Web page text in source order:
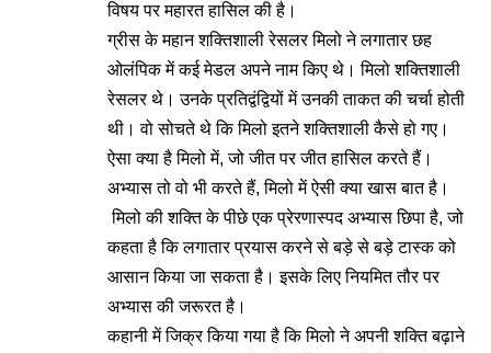
विषय पर महारत हासिल की है।
ग्रीस के महान शक्तिशाली रेसलर मिलो ने लगातार छह
ओलंपिक में कई मेडल अपने नाम किए थे। मिलो शक्तिशाली
रेसलर थे। उनके प्रतिद्वंद्वियों में उनकी ताकत की चर्चा होती
थी। वो सोचते थे कि मिलो इतने शक्तिशाली कैसे हो गए।
ऐसा क्या है मिलो में, जो जीत पर जीत हासिल करते हैं।
अभ्यास तो वो भी करते हैं, मिलो में ऐसी क्या खास बात है।
मिलो की शक्ति के पीछे एक प्रेरणास्पद अभ्यास छिपा है, जो
कहता है कि लगातार प्रयास करने से बड़े से बड़े टास्क को
आसान किया जा सकता है। इसके लिए नियमित तौर पर
अभ्यास की जरूरत है।
कहानी में जिक्र किया गया है कि मिलो ने अपनी शक्ति बढ़ाने